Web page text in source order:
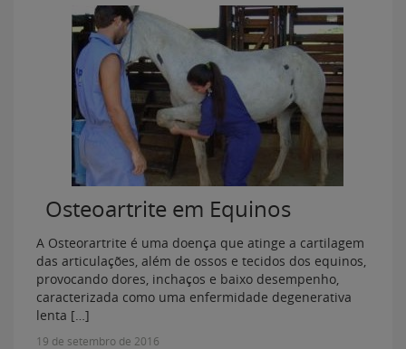
Osteoartrite em Equinos
A Osteorartrite é uma doença que atinge a cartilagem
das articulações, além de ossos e tecidos dos equinos,
provocando dores, inchaços e baixo desempenho,
caracterizada como uma enfermidade degenerativa
lenta […]
19 de setembro de 2016